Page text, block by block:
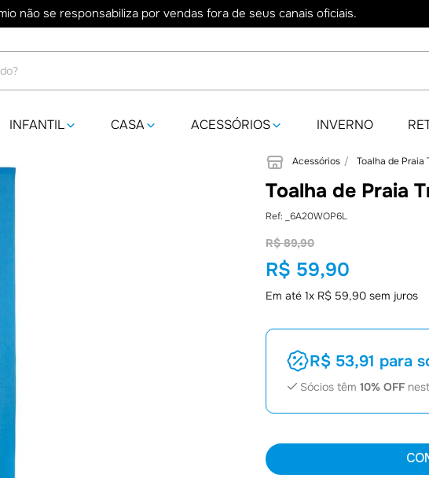
não se responsabiliza por vendas fora de seus canais oficiais.
INFANTIL CASA ACESSÓRIOS INVERNO
Acessórios Toalha de Praia
Toalha de Praia
: _6A20WOP6L
R$ 89,90
R$ 59,90
Em até1x R$ 59,90 sem juros
R$ 53,91 para
Sócios têm10% OFF
TERMOS
BUSCADOS
7
Joias
Boné